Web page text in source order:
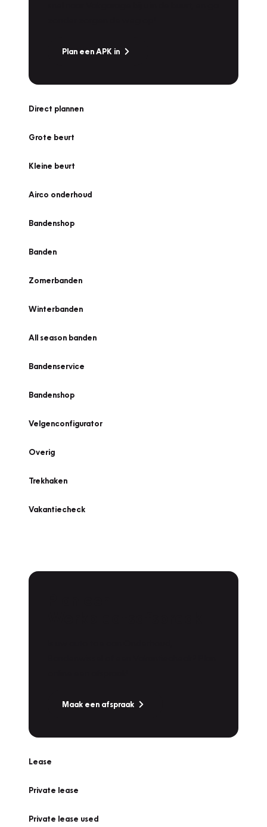
Plan een APK in
Direct plannen
Grote beurt
Kleine beurt
Airco onderhoud
Bandenshop
Banden
Zomerbanden
Winterbanden
All season banden
Bandenservice
Bandenshop
Velgenconfigurator
Overig
Trekhaken
Vakantiecheck
Maak een afspraak
Lease
Private lease
Private lease used